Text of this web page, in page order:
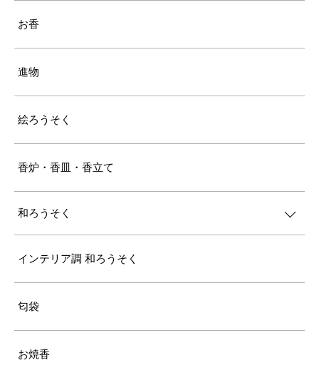
お香
進物
絵ろうそく
香炉・香皿・香立て
和ろうそく
インテリア調 和ろうそく
匂袋
お焼香